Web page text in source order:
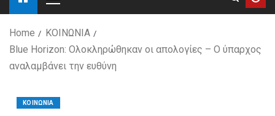
Home
ΚΟΙΝΩΝΙΑ
Blue Horizon: Ολοκληρώθηκαν οι απολογίες – Ο ύπαρχος
αναλαμβάνει την ευθύνη
ΚΟΙΝΩΝΙΑ